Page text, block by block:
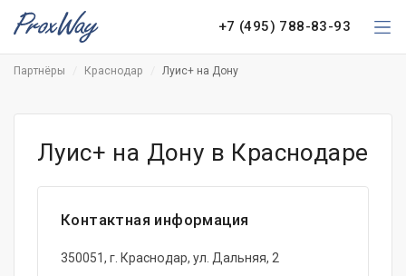
+7 (495) 788-83-93
Партнёры Краснодар Луис+ на Дону
Луис+ на Дону в Краснодаре
Контактная информация
350051, г. Краснодар, ул. Дальняя, 2